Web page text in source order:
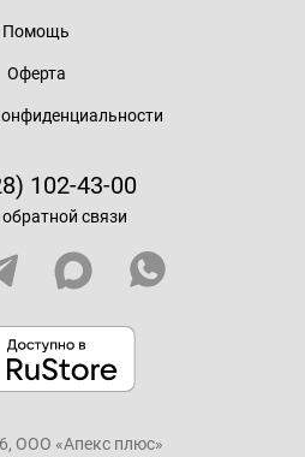
Помощь
Оферта
102-43-00
связи
ООО «Апекс плюс»